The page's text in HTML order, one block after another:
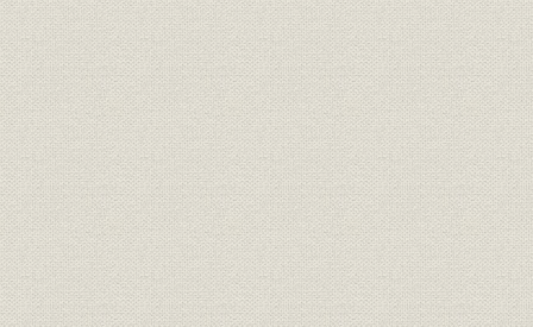
リゾートパークオニコウベ
ロイヤルパークホテル
ロックフェラーセンター
横浜ランドマークタワー
昭和35年ごろの丸の内
完成間近の新丸ビル(昭和27年)
東京ビルの根伐り工事(昭和25年)[『東京ビルヂング竣工記念』大